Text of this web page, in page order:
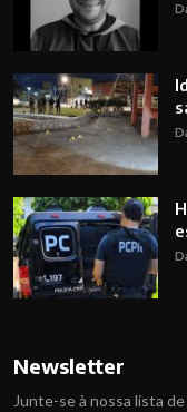
Newsletter
Junte-se à nossa lista